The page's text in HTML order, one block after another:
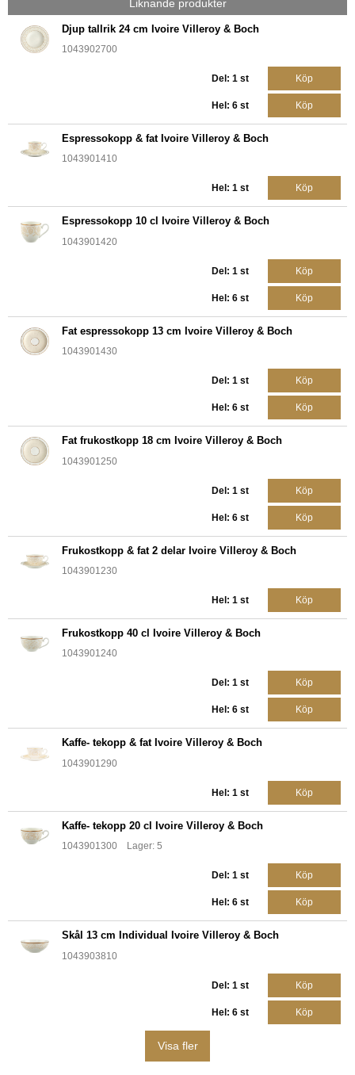
Liknande produkter
Djup tallrik 24 cm Ivoire Villeroy & Boch
1043902700
Del: 1 st Köp
Hel: 6 st Köp
Espressokopp & fat Ivoire Villeroy & Boch
1043901410
Hel: 1 st Köp
Espressokopp 10 cl Ivoire Villeroy & Boch
1043901420
Del: 1 st Köp
Hel: 6 st Köp
Fat espressokopp 13 cm Ivoire Villeroy & Boch
1043901430
Del: 1 st Köp
Hel: 6 st Köp
Fat frukostkopp 18 cm Ivoire Villeroy & Boch
1043901250
Del: 1 st Köp
Hel: 6 st Köp
Frukostkopp & fat 2 delar Ivoire Villeroy & Boch
1043901230
Hel: 1 st Köp
Frukostkopp 40 cl Ivoire Villeroy & Boch
1043901240
Del: 1 st Köp
Hel: 6 st Köp
Kaffe- tekopp & fat Ivoire Villeroy & Boch
1043901290
Hel: 1 st Köp
Kaffe- tekopp 20 cl Ivoire Villeroy & Boch
1043901300 Lager: 5
Del: 1 st Köp
Hel: 6 st Köp
Skål 13 cm Individual Ivoire Villeroy & Boch
1043903810
Del: 1 st Köp
Hel: 6 st Köp
Visa fler